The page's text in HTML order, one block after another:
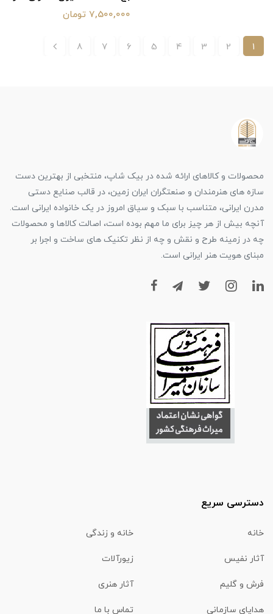
7,500,000 تومان
1
2
3
4
5
6
7
8
محصولات و کالاهای ارائه شده در بیک شاپ، منتخبی از بهترین دست
سازه های هنرمندان و صنعتگران ایران زمین، در قالب صنایع دستی
مدرن ایرانی، متناسب با سبک و سیاق امروز در یک خانواده ایرانی است.
آنچه بیش از هر چیز برای ما مهم بوده است، اصالت کالاها و محصولات
چه در زمینه طرح و نقش و چه از نظر تکنیک های ساخت و اجرا بر
مبنای هویت هنر ایرانی است.
دسترسی سریع
خانه خانه و زندگی
آثار نفیس زیورآلات
فرش و گلیم آثار هنری
هدایای سازمانی تماس با ما